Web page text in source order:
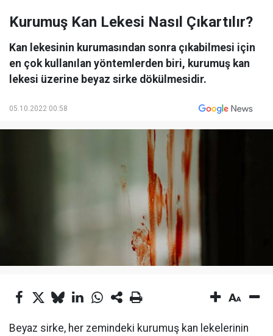
Kurumuş Kan Lekesi Nasıl Çıkartılır?
Kan lekesinin kurumasından sonra çıkabilmesi için
en çok kullanılan yöntemlerden biri, kurumuş kan
lekesi üzerine beyaz sirke dökülmesidir.
05.10.2022 00:58
Beyaz sirke, her zemindeki kurumuş kan lekelerinin